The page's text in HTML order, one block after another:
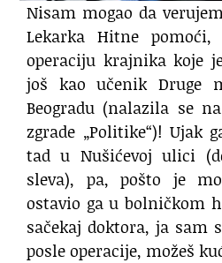
Nisam mogao da
Lekarka Hitne
operaciju krajnika koje
još kao učenik Druge
Beogradu (nalazila se
zgrade „Politike“)! Ujak
tad u Nušićevoj ulici
sleva), pa, pošto je
ostavio ga u bolničkom
sačekaj doktora, ja sam
posle operacije, možeš